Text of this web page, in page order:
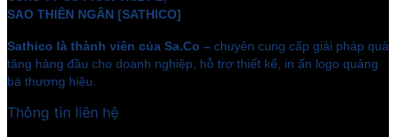
SAO THIÊN NGÂN [SATHICO]
Sathico là thành viên của Sa.Co – chuyên cung cấp giải pháp quà
tặng hàng đầu cho doanh nghiệp, hỗ trợ thiết kế, in ấn logo quảng
bá thương hiệu.
Thông tin liên hệ